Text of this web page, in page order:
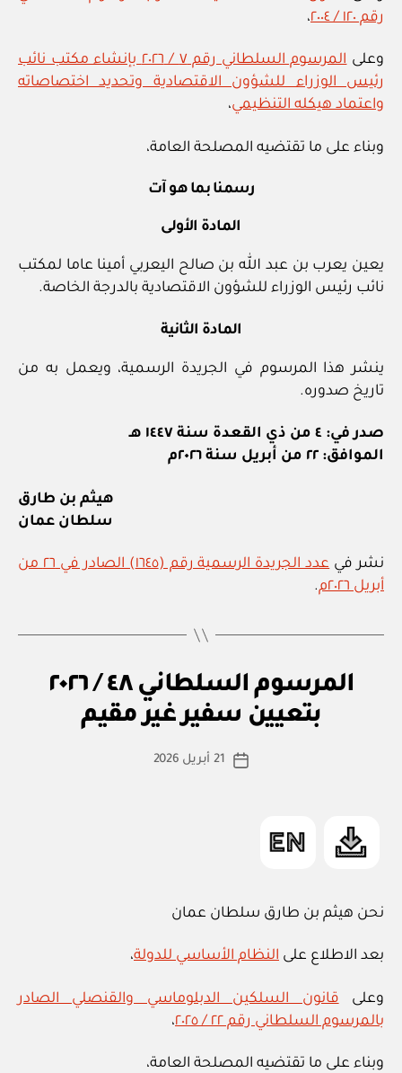
رقم ١٢٠ / ٢٠٠٤
،
وعلى
المرسوم السلطاني رقم ٧ / ٢٠٢٦ بإنشاء مكتب نائب
رئيس الوزراء للشؤون الاقتصادية وتحديد اختصاصاته
واعتماد هيكله التنظيمي،
وبناء على ما تقتضيه المصلحة العامة،
رسمنا بما هو آت
المادة الأولى
يعين يعرب بن عبد الله بن صالح اليعربي أمينا عاما لمكتب
نائب رئيس الوزراء للشؤون الاقتصادية بالدرجة الخاصة.
المادة الثانية
ينشر هذا المرسوم في الجريدة الرسمية، ويعمل به من
تاريخ صدوره.
صدر في: ٤ من ذي القعدة سنة ١٤٤٧ هـ
الموافق: ٢٢ من أبريل سنة ٢٠٢٦م
هيثم بن طارق
سلطان عمان
نشر في
عدد الجريدة الرسمية رقم (١٦٤٥) الصادر في ٢٦ من
أبريل ٢٠٢٦م
.
التصنيفات
المرسوم السلطاني ٤٨ / ٢٠٢٦
بتعيين سفير غير مقيم
كاتب
بو
س
ة
تاريخ
21 أبريل 2026
نحن هيثم بن طارق سلطان عمان
بعد الاطلاع على النظام الأساسي للدولة،
وعلى قانون السلكين الدبلوماسي والقنصلي الصادر
بالمرسوم السلطاني رقم ٢٢ / ٢٠٢٥
،
وبناء على ما تقتضيه المصلحة العامة،